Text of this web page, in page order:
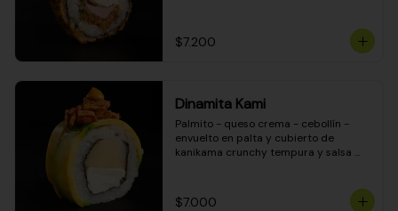
$7.200
Dinamita Kami
Palmito - queso crema - cebollín -
envuelto en palta y cubierto de
kanikama crunchy tempura y salsa
$7.000